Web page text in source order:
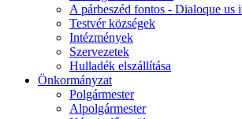
A párbeszéd fontos - Dialoque us
Testvér községek
Intézmények
Szervezetek
Hulladék elszállítása
Önkormányzat
Polgármester
Alpolgármester